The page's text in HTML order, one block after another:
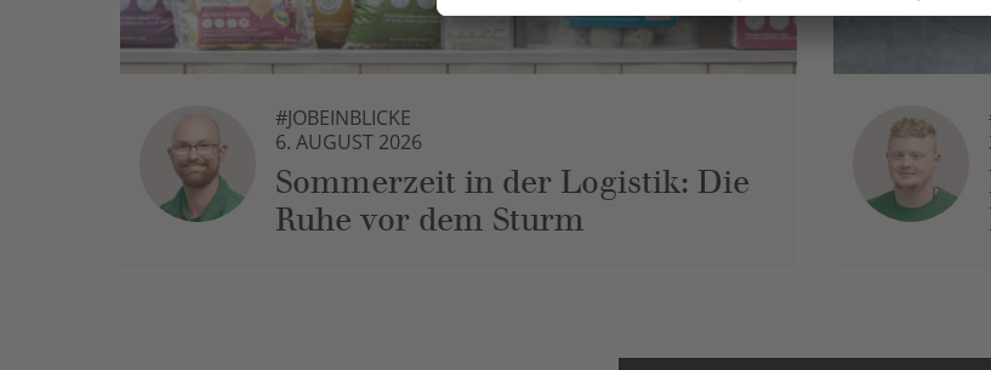
#JOBEINBLICKE
6. AUGUST 2026
Sommerzeit in der Logistik: Die
Ruhe vor dem Sturm